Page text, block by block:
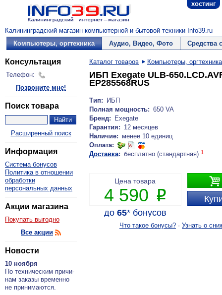
хостинг
Калининградский магазин компьютерной и бытовой техники Info39.ru
Компьютеры, оргтехника
Аудио, Видео, Фото Средства
Консультация
Телефон:
Позвоните мне!
Поиск товара
Расширенный поиск
Информация
Система бонусов
Политика в отношении
обработки
персональных данных
Акции магазина
Покупать выгодно
Все акции
Новости
10 ноября
По тех­ни­че­ским при­чи­
нам за­ка­зы вре­мен­но
не при­ни­ма­ют­ся.
Каталог товаров Компьютеры, оргтехника
ИБП Exegate ULB-
EP285568RUS
Тип:
ИБП
Полная мощность: 650 VA
Бренд:
Exegate
Гарантия: 12 месяцев
Наличие: менее 10 единиц
Оплата:
Доставка: бесплатно (стандартная) 1

Цена товара
4 590 P
до 65*бонусов
Что такое бонусы? · Узнать о